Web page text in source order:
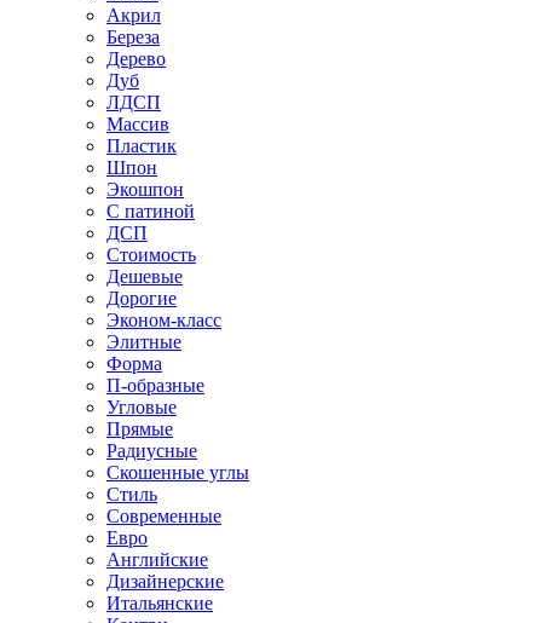
Акрил
Береза
Дерево
Дуб
ЛДСП
Массив
Пластик
Шпон
Экошпон
С патиной
ДСП
Стоимость
Дешевые
Дорогие
Эконом-класс
Элитные
Форма
П-образные
Угловые
Прямые
Радиусные
Скошенные углы
Стиль
Современные
Евро
Английские
Дизайнерские
Итальянские